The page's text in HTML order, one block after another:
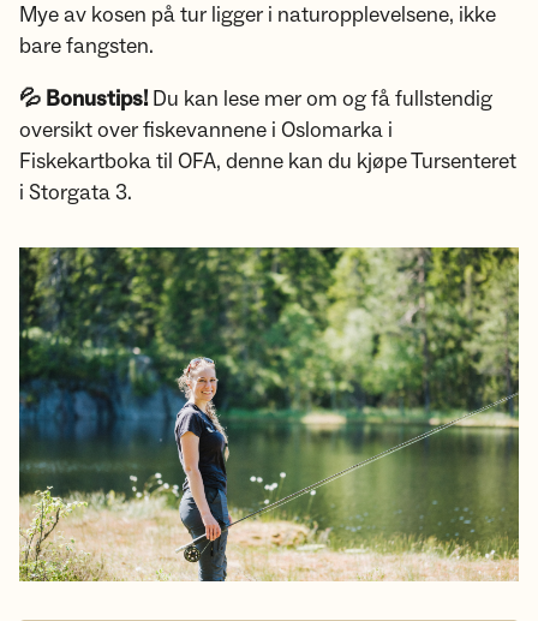
Mye av kosen på tur ligger i naturopplevelsene, ikke
bare fangsten.
💦 Bonustips! Du kan lese mer om og få fullstendig
oversikt over fiskevannene i Oslomarka i
Fiskekartboka til OFA, denne kan du kjøpe Tursenteret
i Storgata 3.